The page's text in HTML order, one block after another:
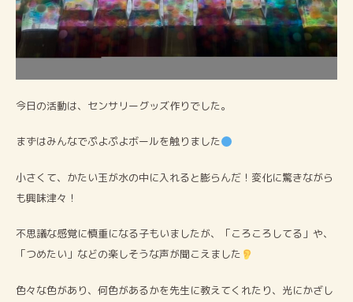
今日の活動は、センサリーグッズ作りでした。
まずはみんなでぷよぷよボールを触りました
小さくて、かたい玉が水の中に入れると膨らんだ！変化に驚きながら
も興味津々！
不思議な感覚に慎重になる子もいましたが、「ころころしてる」や、
「つめたい」などの楽しそうな声が聞こえました
色々な色があり、何色があるかを先生に教えてくれたり、光にかざし